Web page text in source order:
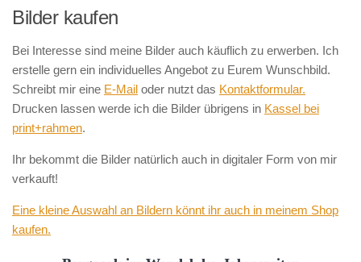
Bilder kaufen
Bei Interesse sind meine Bilder auch käuflich zu erwerben. Ich
erstelle gern ein individuelles Angebot zu Eurem Wunschbild.
Schreibt mir eine E-Mail oder nutzt das Kontaktformular.
Drucken lassen werde ich die Bilder übrigens in Kassel bei
print+rahmen.
Ihr bekommt die Bilder natürlich auch in digitaler Form von mir
verkauft!
Eine kleine Auswahl an Bildern könnt ihr auch in meinem Shop
kaufen.